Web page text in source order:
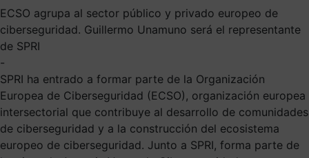
ECSO agrupa al sector público y privado europeo de
ciberseguridad. Guillermo Unamuno será el representante
de SPRI
-
SPRI ha entrado a formar parte de la Organización
Europea de Ciberseguridad (ECSO), organización europea
intersectorial que contribuye al desarrollo de comunidades
de ciberseguridad y a la construcción del ecosistema
europeo de ciberseguridad. Junto a SPRI, forma parte de